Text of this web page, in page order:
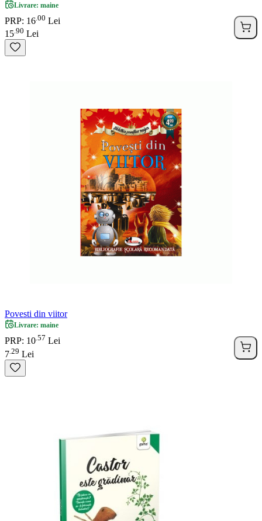
Livrare: maine
PRP: 16 00 Lei
15 90 Lei
Povesti din viitor
Livrare: maine
PRP: 10 57 Lei
7 29 Lei